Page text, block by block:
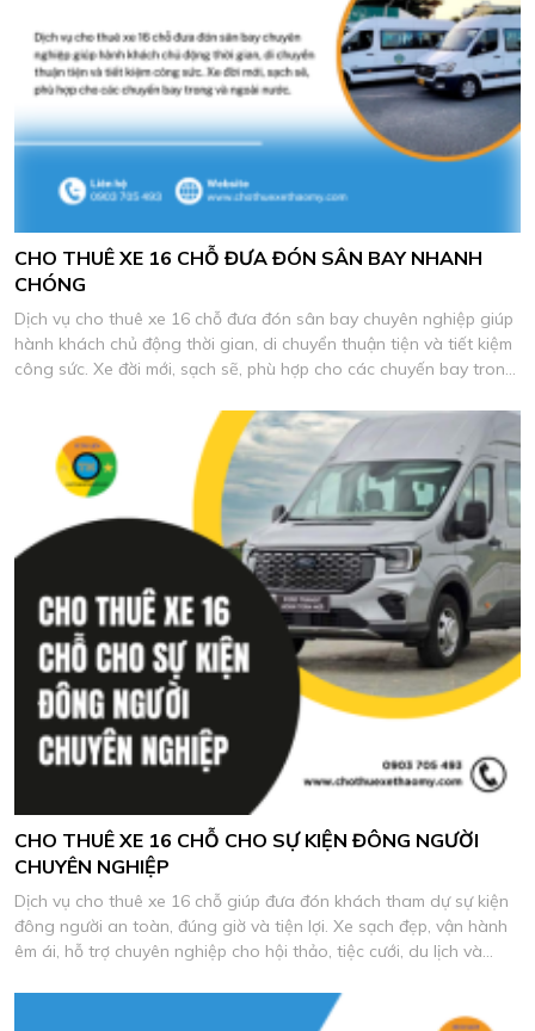
CHO THUÊ XE 16 CHỖ ĐƯA ĐÓN SÂN BAY NHANH
CHÓNG
Dịch vụ cho thuê xe 16 chỗ đưa đón sân bay chuyên nghiệp giúp
hành khách chủ động thời gian, di chuyển thuận tiện và tiết kiệm
công sức. Xe đời mới, sạch sẽ, phù hợp cho các chuyến bay trong
CHO THUÊ XE 16 CHỖ CHO SỰ KIỆN ĐÔNG NGƯỜI
CHUYÊN NGHIỆP
Dịch vụ cho thuê xe 16 chỗ giúp đưa đón khách tham dự sự kiện
đông người an toàn, đúng giờ và tiện lợi. Xe sạch đẹp, vận hành
êm ái, hỗ trợ chuyên nghiệp cho hội thảo, tiệc cưới, du lịch và